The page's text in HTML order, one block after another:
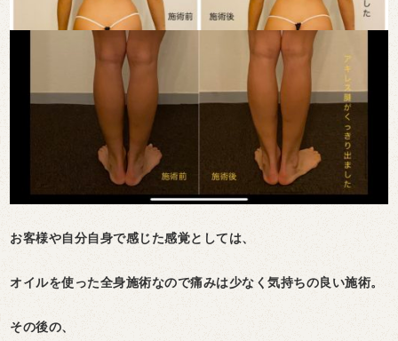
お客様や自分自身で感じた感覚としては、
オイルを使った全身施術なので痛みは少なく気持ちの良い施術。
その後の、